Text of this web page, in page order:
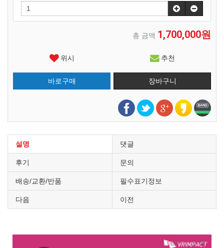
총 금액 1,700,000원
위시 추천
설명 댓글
후기 문의
배송/교환/반품 필수표기정보
다음 이전